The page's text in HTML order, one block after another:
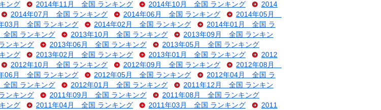
ング 2014年11月 全国 ランキング 2014年10月 全国 ランキング
2014
2014年07月 全国 ランキング 2014年06月 全国 ランキング
2014年05月
03月 全国 ランキング 2014年02月 全国 ランキング
2014年01月 全国 ラ
国 ランキング 2013年10月 全国 ランキング
2013年09月 全国 ランキン
ンキング 2013年06月 全国 ランキング
2013年05月 全国 ランキング
ング 2013年02月 全国 ランキング 2013年01月 全国 ランキング
2012
2012年10月 全国 ランキング 2012年09月 全国 ランキング
2012年08月
06月 全国 ランキング 2012年05月 全国 ランキング
2012年04月 全国 ラ
国 ランキング 2012年01月 全国 ランキング
2011年12月 全国 ランキン
ンキング 2011年09月 全国 ランキング
2011年08月 全国 ランキング
ング 2011年04月 全国 ランキング 2011年03月 全国 ランキング
2011